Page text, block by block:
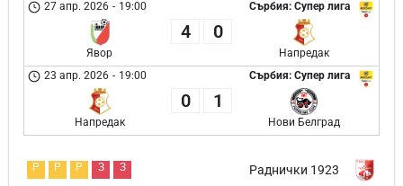
Сърбия: Супер лига
27 апр. 2026 - 19:00
Явор
4 0
Напредак
Сърбия: Супер лига
23 апр. 2026 - 19:00
Напредак
0 1
Нови Белград
Раднички 1923
Р Р Р З З